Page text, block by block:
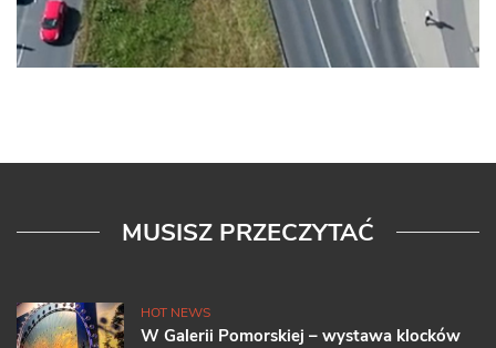
MUSISZ PRZECZYTAĆ
HOT NEWS
W Galerii Pomorskiej – wystawa klocków